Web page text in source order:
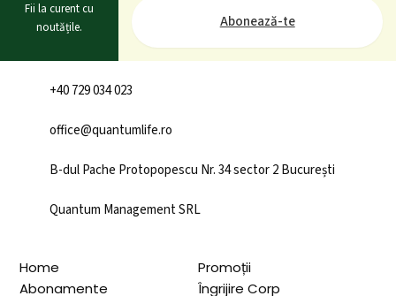
Fii la curent cu
noutățile.
Abonează-te
Home
Abonamente
Promoții
Îngrijire Corp
+40 729 034 023
office@quantumlife.ro
B-dul Pache Protopopescu Nr. 34 sector 2 București
Quantum Management SRL